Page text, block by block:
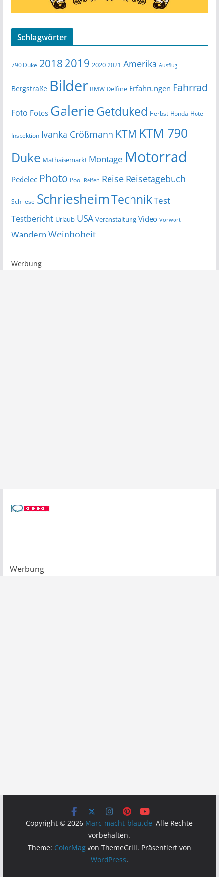
Schlagwörter
790 Duke 2018 2019 2020 2021 Amerika Ausflug
Bergstraße Bilder BMW Delfine Erfahrungen Fahrrad
Foto Fotos GalerieGetduked Herbst Honda Hotel
Inspektion Ivanka Crößmann KTM KTM 790
Duke Mathaisemarkt Montage Motorrad
Pedelec Photo Pool Reifen Reise Reisetagebuch
Schriese SchriesheimTechnikTest
Testbericht Urlaub USA Veranstaltung Video Vorwort
Wandern Weinhoheit
Werbung
Werbung
Copyright © 2026 Marc-macht-blau.de. Alle Rechte
vorbehalten.
Theme: ColorMagvon ThemeGrill. Präsentiert von
WordPress.